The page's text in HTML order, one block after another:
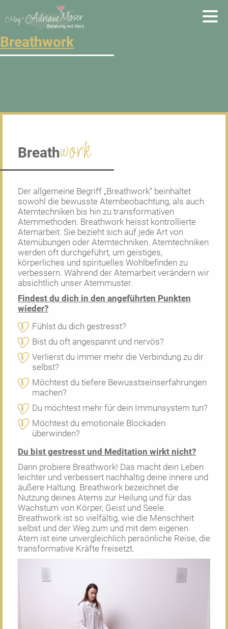
auszeit Archives - Adriane Moser
Breathwork
Breathwork
Der allgemeine Begriff „Breathwork“ beinhaltet
sowohl die bewusste Atembeobachtung, als auch
Atemtechniken bis hin zu transformativen
Atemmethoden. Breathwork heisst kontrollierte
Atemarbeit. Sie bezieht sich auf jede Art von
Atemübungen oder Atemtechniken. Atemtechniken
werden oft durchgeführt, um geistiges,
körperliches und spirituelles Wohlbefinden zu
verbessern. Während der Atemarbeit verändern wir
absichtlich unser Atemmuster.
Findest du dich in den angeführten Punkten
wieder?
Fühlst du dich gestresst?
Bist du oft angespannt und nervös?
Verlierst du immer mehr die Verbindung zu dir
selbst?
Möchtest du tiefere Bewusstseinserfahrungen
machen?
Du möchtest mehr für dein Immunsystem tun?
Möchtest du emotionale Blockaden
überwinden?
Du bist gestresst und Meditation wirkt nicht?
Dann probiere Breathwork! Das macht dein Leben
leichter und verbessert nachhaltig deine innere und
äußere Haltung. Breathwork bezeichnet die
Nutzung deines Atems zur Heilung und für das
Wachstum von Körper, Geist und Seele.
Breathwork ist so vielfältig, wie die Menschheit
selbst und der Weg zum und mit dem eigenen
Atem ist eine unvergleichlich persönliche Reise, die
transformative Kräfte freisetzt.